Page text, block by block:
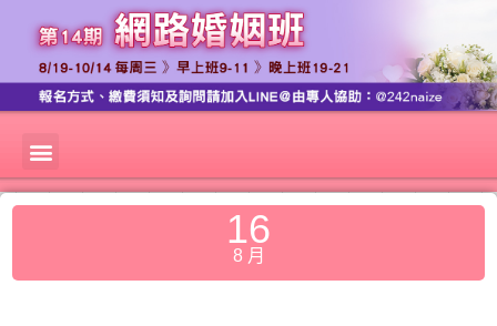
16
8 月